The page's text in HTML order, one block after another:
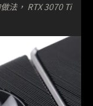
法， RTX 3070 Ti